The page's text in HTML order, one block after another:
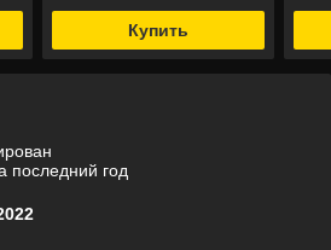
Купить
последний год